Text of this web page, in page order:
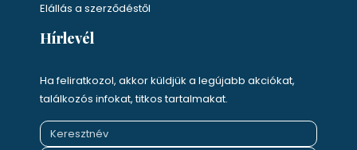
Elállás a szerződéstől
Hírlevél
Ha feliratkozol, akkor küldjük a legújabb akciókat,
találkozós infokat, titkos tartalmakat.